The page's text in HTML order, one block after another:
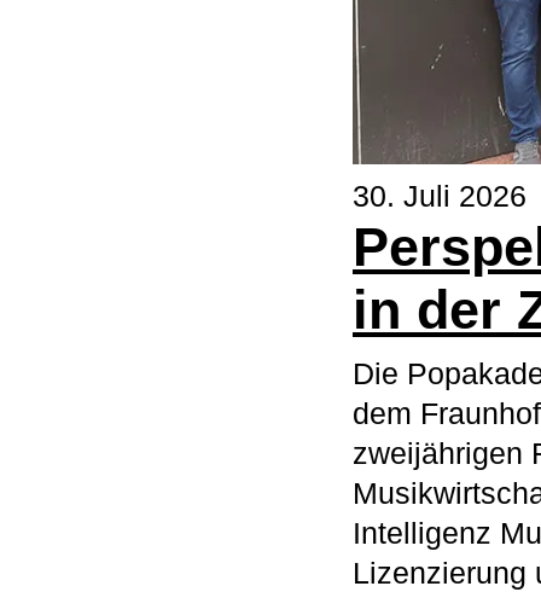
30. Juli 2026
in der
Die
dem
zweijährigen
Intelligenz
Lizenzierung